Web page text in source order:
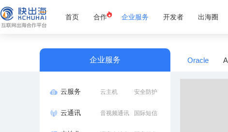
首页 合作 企业服务 开发者 出海圈
企业服务 Oracle
云服务 云主机 安全防护
云通讯 音视频通讯 国际短信